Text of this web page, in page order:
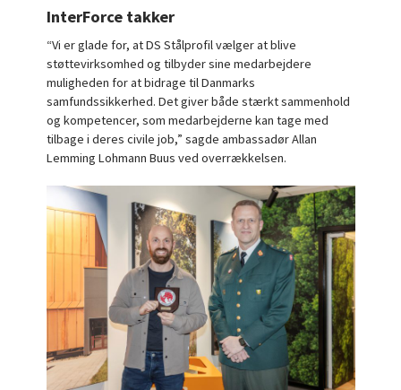
InterForce takker
“Vi er glade for, at DS Stålprofil vælger at blive
støttevirksomhed og tilbyder sine medarbejdere
muligheden for at bidrage til Danmarks
samfundssikkerhed. Det giver både stærkt sammenhold
og kompetencer, som medarbejderne kan tage med
tilbage i deres civile job,” sagde ambassadør Allan
Lemming Lohmann Buus ved overrækkelsen.